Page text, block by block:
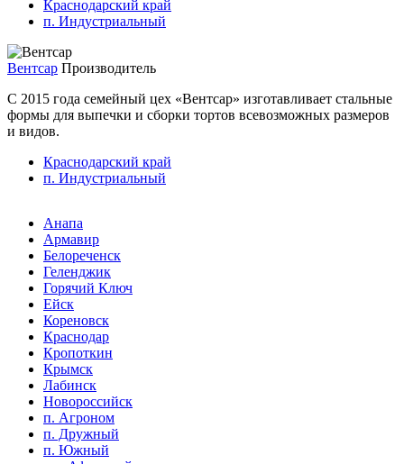
Краснодарский край
п. Индустриальный
Вентсар Производитель
С 2015 года семейный цех «Вентсар» изготавливает стальные
формы для выпечки и сборки тортов всевозможных размеров
и видов.
Краснодарский край
п. Индустриальный
Анапа
Армавир
Белореченск
Геленджик
Горячий Ключ
Ейск
Кореновск
Краснодар
Кропоткин
Крымск
Лабинск
Новороссийск
п. Агроном
п. Дружный
п. Южный